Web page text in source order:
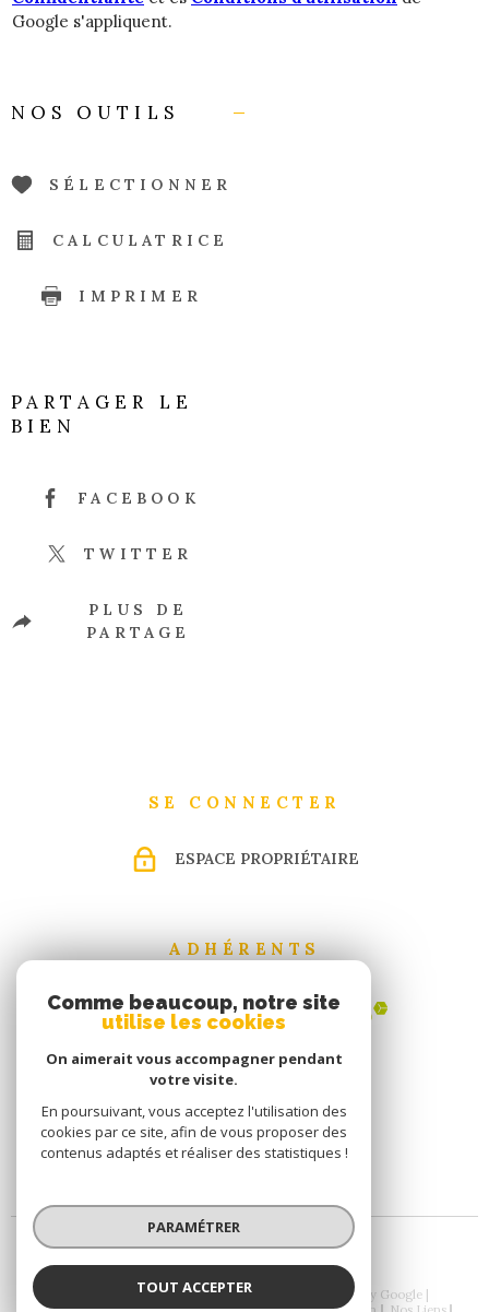
Google s'appliquent.
NOS OUTILS
SÉLECTIONNER
CALCULATRICE
IMPRIMER
PARTAGER LE
BIEN
FACEBOOK
TWITTER
PLUS DE
PARTAGE
SE CONNECTER
ESPACE PROPRIÉTAIRE
ADHÉRENTS
© 2026 | Tous droits réservés | Traduction powered by Google |
Comme beaucoup, notre site
utilise les cookies
On aimerait vous accompagner pendant
votre visite.
En poursuivant, vous acceptez l'utilisation des
cookies par ce site, afin de vous proposer des
contenus adaptés et réaliser des statistiques !
PARAMÉTRER
TOUT ACCEPTER